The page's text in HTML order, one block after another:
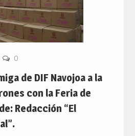
0
de DIF Navojoa a la
con la Feria de
Redacción “El